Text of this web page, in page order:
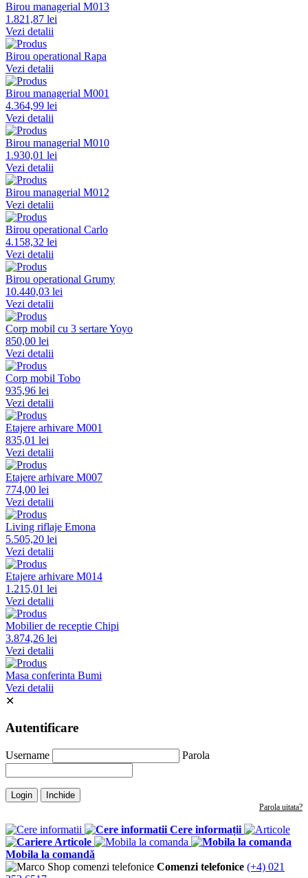
Birou managerial M013
1.821,87 lei
Vezi detalii
Birou operational Rapa
Vezi detalii
Birou managerial M001
4.364,99 lei
Vezi detalii
Birou managerial M010
1.930,01 lei
Vezi detalii
Birou managerial M012
Vezi detalii
Birou operational Carlo
4.158,32 lei
Vezi detalii
Birou operational Grumy
10.440,03 lei
Vezi detalii
Corp mobil cu 3 sertare Yoyo
850,00 lei
Vezi detalii
Corp mobil Tobo
935,96 lei
Vezi detalii
Etajere arhivare M001
835,01 lei
Vezi detalii
Etajere arhivare M007
774,00 lei
Vezi detalii
Living riflaje Emona
5.505,20 lei
Vezi detalii
Etajere arhivare M014
1.215,01 lei
Vezi detalii
Mobilier de receptie Chipi
3.874,26 lei
Vezi detalii
Masa conferinta Bumi
Vezi detalii
✕
Autentificare
Username Parola
Login Inchide
Parola uitata?
Cere informații
Articole
Mobila la comandă
Comenzi telefonice (+4) 021